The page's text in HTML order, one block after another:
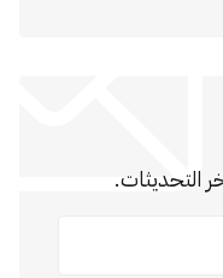
التحديثات.